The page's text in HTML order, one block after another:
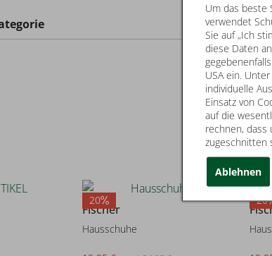
20
Fischer
Hausschuhe
20
Um das beste
verwendet
Sie auf „Ich
diese Daten
USA ein.
individuelle
Einsatz von
auf die
rechnen, dass
zugeschnitten
Ablehnen